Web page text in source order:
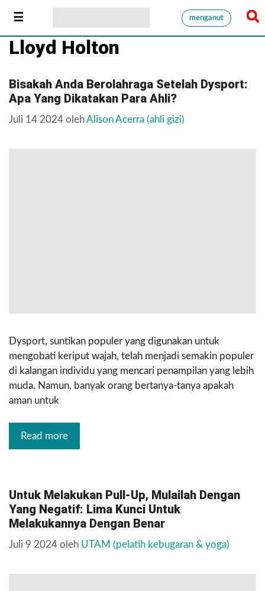
menganut
Lloyd Holton
Bisakah Anda Berolahraga Setelah Dysport:
Apa Yang Dikatakan Para Ahli?
Juli 14 2024 olehAlison Acerra (ahli gizi)
Dysport, suntikan populer yang digunakan untuk
mengobati keriput wajah, telah menjadi semakin populer
di kalangan individu yang mencari penampilan yang lebih
muda. Namun, banyak orang bertanya-tanya apakah
aman untuk
Read more
Untuk Melakukan Pull-Up, Mulailah Dengan
Yang Negatif: Lima Kunci Untuk
Melakukannya Dengan Benar
Juli 9 2024 oleh UTAM (pelatih kebugaran & yoga)